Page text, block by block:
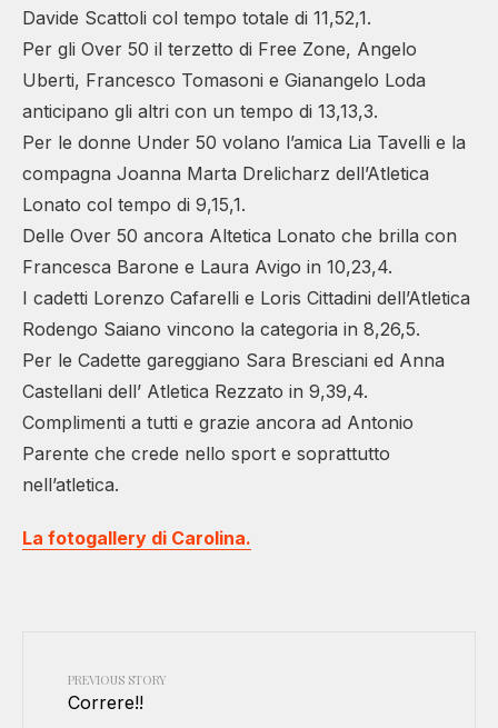
Davide Scattoli col tempo totale di 11,52,1.
Per gli Over 50 il terzetto di Free Zone, Angelo
Uberti, Francesco Tomasoni e Gianangelo Loda
anticipano gli altri con un tempo di 13,13,3.
Per le donne Under 50 volano l’amica Lia Tavelli e la
compagna Joanna Marta Drelicharz dell’Atletica
Lonato col tempo di 9,15,1.
Delle Over 50 ancora Altetica Lonato che brilla con
Francesca Barone e Laura Avigo in 10,23,4.
I cadetti Lorenzo Cafarelli e Loris Cittadini dell’Atletica
Rodengo Saiano vincono la categoria in 8,26,5.
Per le Cadette gareggiano Sara Bresciani ed Anna
Castellani dell’ Atletica Rezzato in 9,39,4.
Complimenti a tutti e grazie ancora ad Antonio
Parente che crede nello sport e soprattutto
nell’atletica.
La fotogallery di Carolina.
PREVIOUS STORY
Correre!!